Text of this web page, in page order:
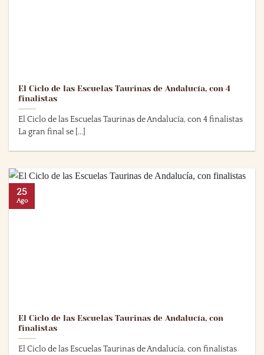
El Ciclo de las Escuelas Taurinas de Andalucía, con 4
finalistas
El Ciclo de las Escuelas Taurinas de Andalucía, con 4 finalistas
La gran final se [...]
El Ciclo de las Escuelas Taurinas de Andalucía, con
finalistas
El Ciclo de las Escuelas Taurinas de Andalucía, con finalistas
25
Ago